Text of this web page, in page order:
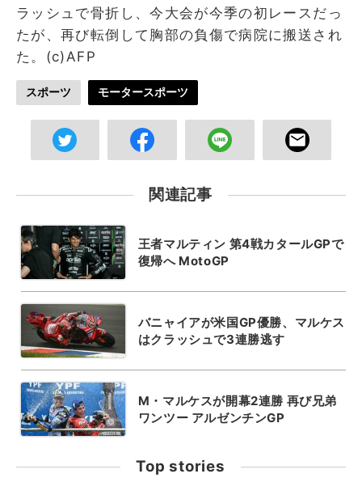
ラッシュで骨折し、今大会が今季の初レースだっ
たが、再び転倒して胸部の負傷で病院に搬送され
た。(c)AFP
スポーツ モータースポーツ
関連記事
王者マルティン 第4戦カタールGPで
復帰へ MotoGP
バニャイアが米国GP優勝、マルケス
はクラッシュで3連勝逃す
M・マルケスが開幕2連勝 再び兄弟
ワンツー アルゼンチンGP
Top stories